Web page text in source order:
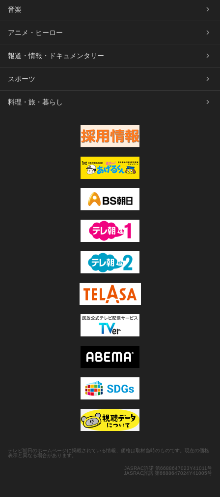
音楽
アニメ・ヒーロー
報道・情報・ドキュメンタリー
スポーツ
料理・旅・暮らし
テレビ朝日のホームページに掲載されている情報、価格は取材当時のものです。現在の価格
表示と異なる場合があります。
JASRAC許諾 第6688647023Y41011号
JASRAC許諾 第6688647024Y41005号